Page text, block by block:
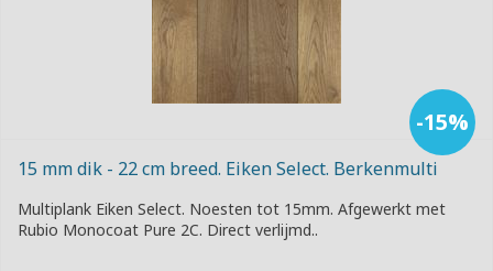
-15%
15 mm dik - 22 cm breed. Eiken Select. Berkenmulti
Multiplank Eiken Select. Noesten tot 15mm. Afgewerkt met
Rubio Monocoat Pure 2C. Direct verlijmd..